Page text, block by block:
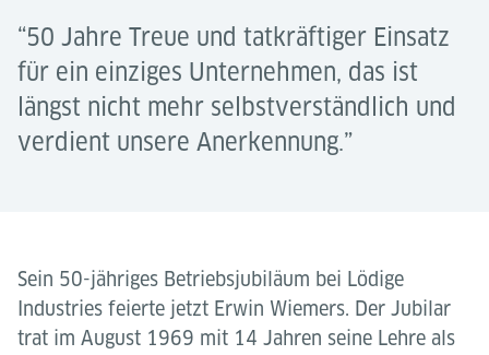
“50 Jahre Treue und tatkräftiger Einsatz
für ein einziges Unternehmen, das ist
längst nicht mehr selbstverständlich und
verdient unsere Anerkennung.”
Sein 50-jähriges Betriebsjubiläum bei Lödige
Industries feierte jetzt Erwin Wiemers. Der Jubilar
trat im August 1969 mit 14 Jahren seine Lehre als